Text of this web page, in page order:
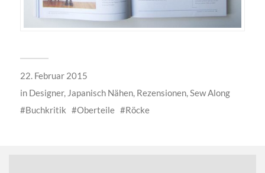
22. Februar 2015
in Designer, Japanisch Nähen, Rezensionen,Sew Along
Buchkritik
Oberteile Röcke